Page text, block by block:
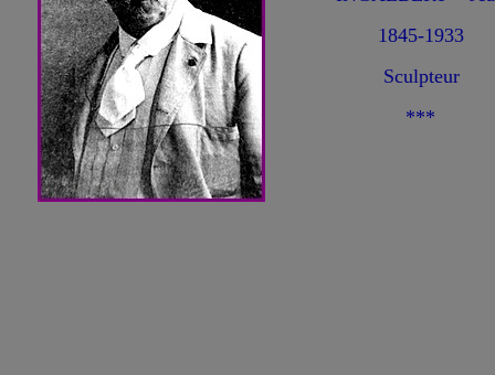
1845-1933
Sculpteur
***